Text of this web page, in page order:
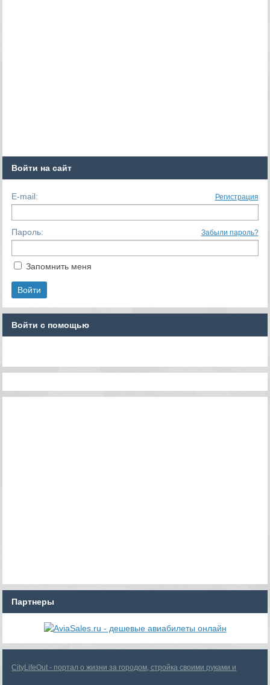
Войти на сайт
E-mail: Регистрация
Пароль: Забыли пароль?
Запомнить меня
Войти с помощью
Партнеры
CityLifeOut - портал о жизни за городом, стройка своими руками и